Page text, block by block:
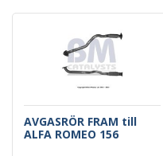
AVGASRÖR FRAM till
ALFA ROMEO 156